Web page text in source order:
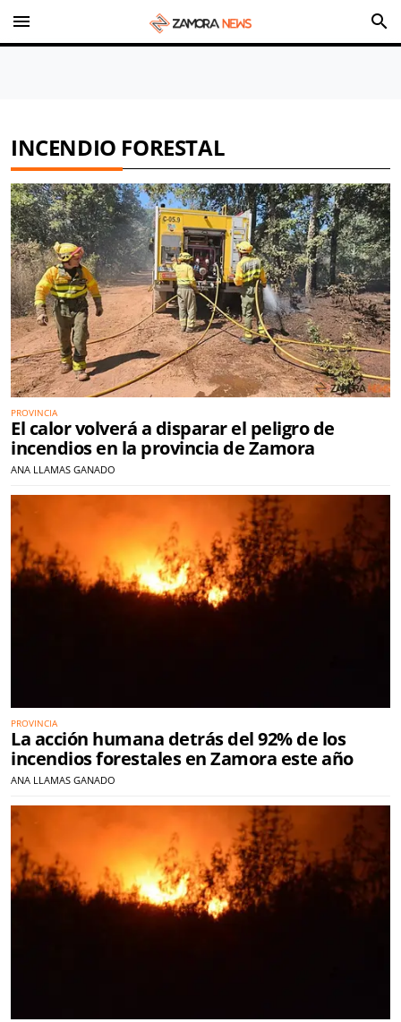
menu search
INCENDIO FORESTAL
PROVINCIA
El calor volverá a disparar el peligro de
incendios en la provincia de Zamora
ANA LLAMAS GANADO
PROVINCIA
La acción humana detrás del 92% de los
incendios forestales en Zamora este año
ANA LLAMAS GANADO